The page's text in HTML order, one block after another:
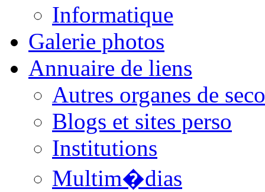
Informatique
Galerie photos
Annuaire de liens
Autres organes de
Blogs et sites perso
Institutions
Multim�dias